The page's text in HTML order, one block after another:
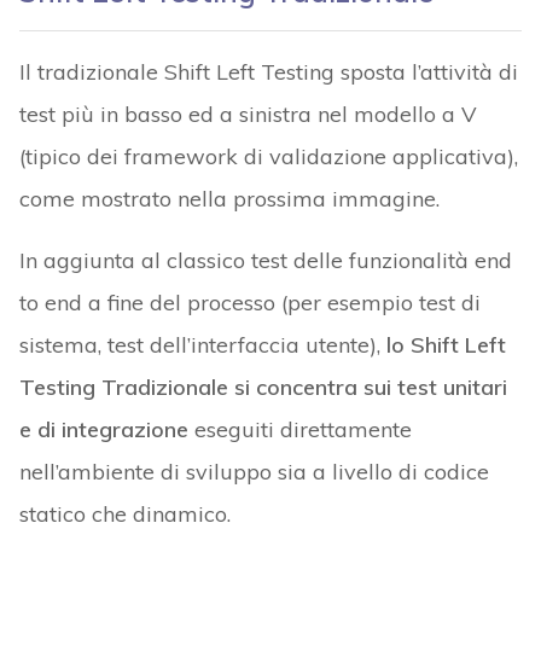
Il tradizionale Shift Left Testing sposta l’attività di
test più in basso ed a sinistra nel modello a V
(tipico dei framework di validazione applicativa),
come mostrato nella prossima immagine.
In aggiunta al classico test delle funzionalità end
to end a fine del processo (per esempio test di
sistema, test dell’interfaccia utente), lo Shift Left
Testing Tradizionale si concentra sui test unitari
e di integrazione eseguiti direttamente
nell’ambiente di sviluppo sia a livello di codice
statico che dinamico.